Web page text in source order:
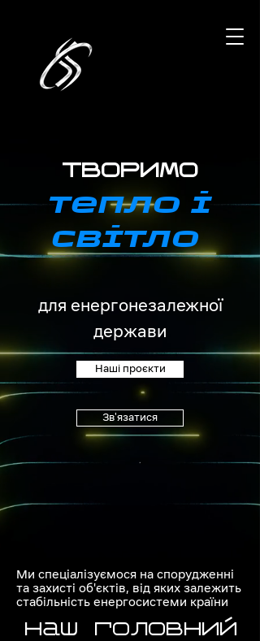
творимо
тепло і
світло
для енергонезалежної
держави
Наші проєкти
Зв'язатися
Ми спеціалізуємося на спорудженні
та захисті об'єктів, від яких залежить
стабільність енергосистеми країни
наш головний